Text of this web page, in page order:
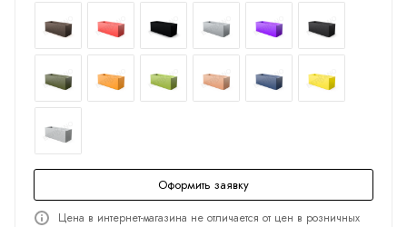
Оформить заявку
Цена в интернет-магазина не отличается от цен в розничных